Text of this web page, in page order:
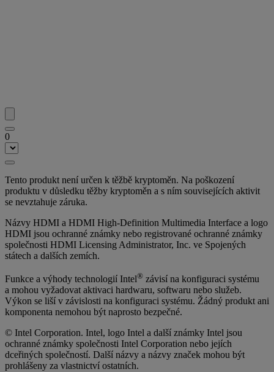
0
Tento produkt není určen k těžbě kryptoměn. Na poškození
produktu v důsledku těžby kryptoměn a s ním souvisejících aktivit
se nevztahuje záruka.
Názvy HDMI a HDMI High-Definition Multimedia Interface a logo
HDMI jsou ochranné známky nebo registrované ochranné známky
společnosti HDMI Licensing Administrator, Inc. ve Spojených
státech a dalších zemích.
Funkce a výhody technologií Intel® závisí na konfiguraci systému
a mohou vyžadovat aktivaci hardwaru, softwaru nebo služeb.
Výkon se liší v závislosti na konfiguraci systému. Žádný produkt ani
komponenta nemohou být naprosto bezpečné.
© Intel Corporation. Intel, logo Intel a další známky Intel jsou
ochranné známky společnosti Intel Corporation nebo jejích
dceřiných společností. Další názvy a názvy značek mohou být
prohlášeny za vlastnictví ostatních.